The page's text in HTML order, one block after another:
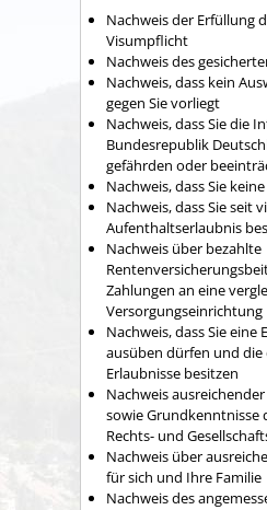
Nachweis der Erfüllung
Visumpflicht
Nachweis des
Nachweis, dass kein
gegen Sie vorliegt
Nachweis, dass Sie die
Bundesrepublik
gefährden oder
Nachweis, dass Sie
Nachweis, dass Sie seit
Aufenthaltserlaubnis
Nachweis über bezahlte
Zahlungen an eine
Versorgungseinrichtung
Nachweis, dass Sie
ausüben dürfen und
Erlaubnisse besitzen
Nachweis
sowie Grundkenntnisse
Rechts- und
Nachweis über
für sich und Ihre Familie
Nachweis des